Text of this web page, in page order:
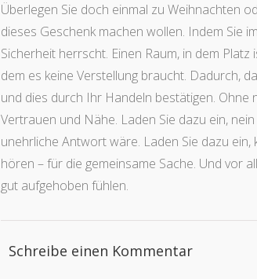
Überlegen Sie doch einmal zu Weihnachten
dieses Geschenk machen wollen. Indem Sie
Sicherheit herrscht. Einen Raum, in dem
dem es keine Verstellung braucht. Dadurch,
und dies durch Ihr Handeln bestätigen. Ohne
Vertrauen und Nähe. Laden Sie dazu ein,
unehrliche Antwort wäre. Laden Sie dazu
hören – für die gemeinsame Sache. Und vor
gut aufgehoben fühlen.
Schreibe einen Kommentar